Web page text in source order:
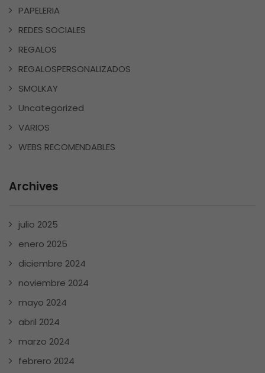
PAPELERIA
REDES SOCIALES
REGALOS
REGALOSPERSONALIZADOS
SMOLKAY
Uncategorized
VARIOS
WEBS RECOMENDABLES
Archives
julio 2025
enero 2025
diciembre 2024
noviembre 2024
mayo 2024
abril 2024
marzo 2024
febrero 2024